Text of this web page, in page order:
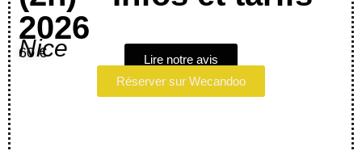
2026
Nice
60 €
Lire notre avis
Réserver sur Wecandoo